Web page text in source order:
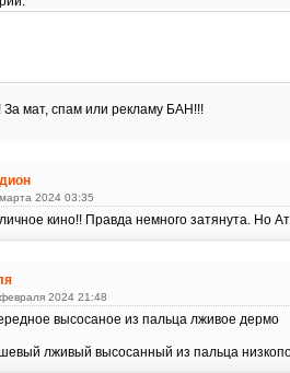
За мат, спам или рекламу БАН!!!
2024 03:35
кино!! Правда немного затянута. Но
2024 21:48
высосаное из пальца лживое дермо
лживый высосанный из пальца